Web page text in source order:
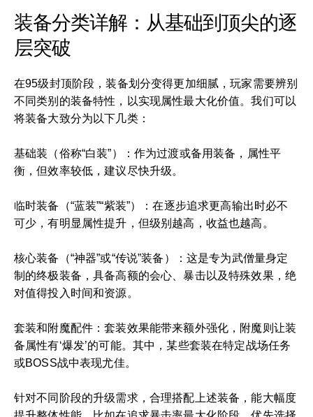
装备分类详解：从基础到顶尖的逐
层突破
在95级封顶阶段，装备划分变得更加细腻，玩家需要辨别
不同类别的装备特性，以实现属性最大化价值。我们可以
将装备大致分为以下几类：
基础装（俗称“白装”）：作为过渡或备用装备，属性平
衡，但效率较低，建议尽快升级。
临时装备（“蓝装”“紫装”）：在逐步追求更高输出时必不
可少，有明显属性提升，但级别越高，收益也越高。
核心装备（“神器”或“传说”装备）：这是专为武僧量身定
制的终极装备，具备高额的会心、暴击以及特殊效果，绝
对值得投入时间和资源。
套装和附魔配件：套装效果能带来额外强化，附魔则让装
备属性有‘爆发’的可能。其中，某些套装在特定战场任务
或BOSS战中表现尤佳。
针对不同阶段的升级需求，合理搭配上述装备，能大幅度